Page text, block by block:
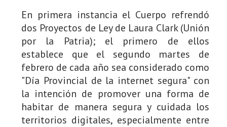
En primera instancia el Cuerpo refrendó
dos Proyectos de Ley de Laura Clark (Unión
por la Patria); el primero de ellos
establece que el segundo martes de
febrero de cada año sea considerado como
"Día Provincial de la internet segura" con
la intención de promover una forma de
habitar de manera segura y cuidada los
territorios digitales, especialmente entre